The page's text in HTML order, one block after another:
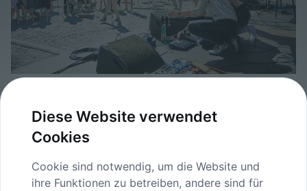
image/jpeg 4724x3150
Herunterladen
Bild in voller Größe anzeigen…
Diese Website verwendet
Cookies
Cookie sind notwendig, um die Website und
ihre Funktionen zu betreiben, andere sind für